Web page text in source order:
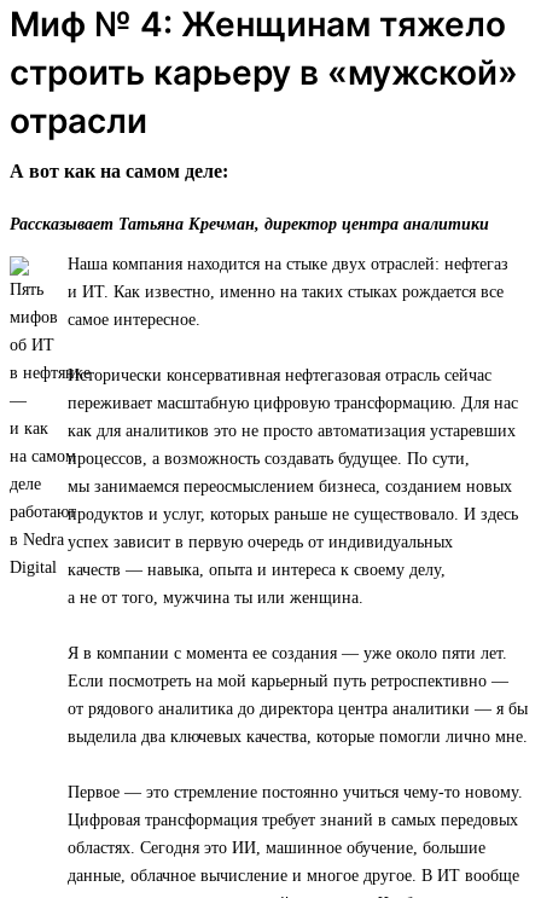
Миф № 4: Женщинам тяжело
строить карьеру в «мужской»
отрасли
А вот как на самом деле:
Рассказывает Татьяна Кречман, директор центра аналитики
Наша компания находится на стыке двух отраслей: нефтегаз
и ИТ. Как известно, именно на таких стыках рождается все
самое интересное.
Исторически консервативная нефтегазовая отрасль сейчас
переживает масштабную цифровую трансформацию. Для нас
как для аналитиков это не просто автоматизация устаревших
процессов, а возможность создавать будущее. По сути,
мы занимаемся переосмыслением бизнеса, созданием новых
продуктов и услуг, которых раньше не существовало. И здесь
успех зависит в первую очередь от индивидуальных
качеств — навыка, опыта и интереса к своему делу,
а не от того, мужчина ты или женщина.
Я в компании с момента ее создания — уже около пяти лет.
Если посмотреть на мой карьерный путь ретроспективно —
от рядового аналитика до директора центра аналитики — я бы
выделила два ключевых качества, которые помогли лично мне.
Первое — это стремление постоянно учиться чему-то новому.
Цифровая трансформация требует знаний в самых передовых
областях. Сегодня это ИИ, машинное обучение, большие
данные, облачное вычисление и многое другое. В ИТ вообще